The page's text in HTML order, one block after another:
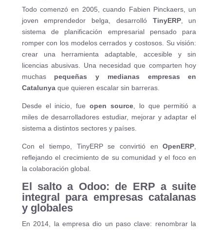
Todo comenzó en 2005, cuando Fabien Pinckaers, un
joven emprendedor belga, desarrolló TinyERP, un
sistema de planificación empresarial pensado para
romper con los modelos cerrados y costosos. Su visión:
crear una herramienta adaptable, accesible y sin
licencias abusivas. Una necesidad que comparten hoy
muchas pequeñas y medianas empresas en
Catalunyaque quieren escalar sin barreras.
Desde el inicio, fueopen source, lo que permitió a
miles de desarrolladores estudiar, mejorar y adaptar el
sistema a distintos sectores y países.
Con el tiempo, TinyERP se convirtió enOpenERP
reflejando el crecimiento de su comunidad y el foco en
la colaboración global.
El salto a Odoo: de ERP a suite
integral para empresas catalanas
y globales
En 2014, la empresa dio un paso clave: renombrar la